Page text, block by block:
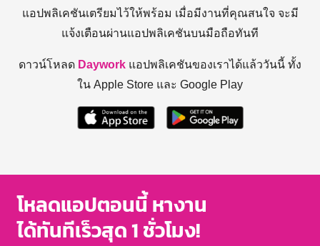
แอปพลิเคชันเตรียมไว้ให้พร้อม เมื่อมีงานที่คุณสนใจ จะมี
แจ้งเตือนผ่านแอปพลิเคชันบนมือถือทันที
ดาวน์โหลด Daywork แอปพลิเคชันของเราได้แล้ววันนี้ ทั้ง
ใน Apple Store และ Google Play
โหลดแอปตอนนี้ หางาน
ได้ทันทีเร็วสุด 1 ชั่วโมง!